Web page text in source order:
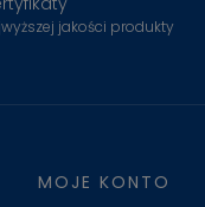
jakości produkty
MOJE KONTO